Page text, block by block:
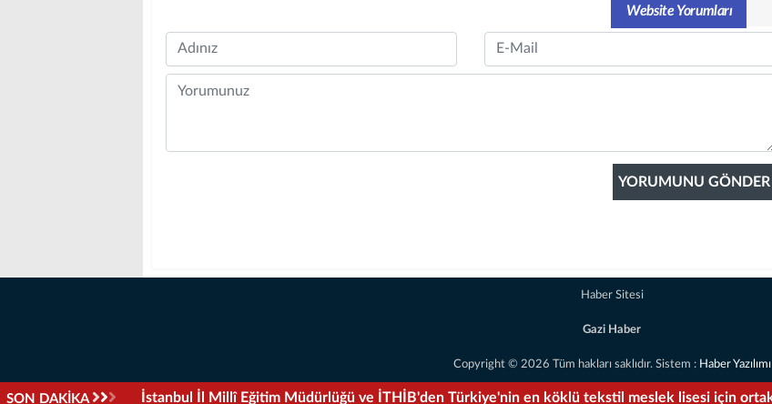
Website Yorumları
Name Email
Comment
Haber Sitesi
Gazi Haber
Copyright © 2026 Tüm hakları saklıdır. Sistem : Haber Yazılımı
SON DAKİKA Elektronik A.TR Sistemiyle İlk İhracat Gerçekleşti